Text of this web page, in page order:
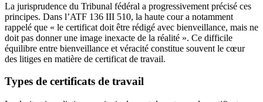
La jurisprudence du Tribunal fédéral a progressivement précisé ces
principes. Dans l’ATF 136 III 510, la haute cour a notamment
rappelé que « le certificat doit être rédigé avec bienveillance, mais ne
doit pas donner une image inexacte de la réalité ». Ce difficile
équilibre entre bienveillance et véracité constitue souvent le cœur
des litiges en matière de certificat de travail.
Types de certificats de travail